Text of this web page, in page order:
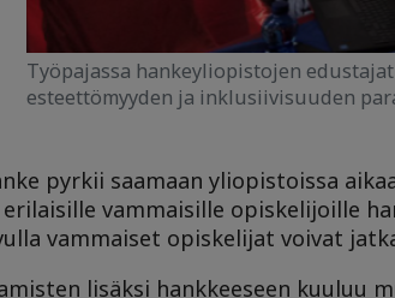
Työpajassa hankeyliopistojen
esteettömyyden ja inklusiivisuuden
pyrkii saamaan yliopistoissa
vammaisille opiskelijoille
vammaiset opiskelijat voivat
lisäksi hankkeeseen kuuluu